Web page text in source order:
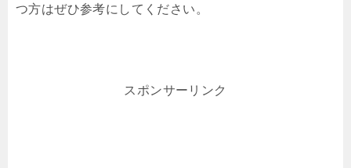
つ方はぜひ参考にしてください。
スポンサーリンク